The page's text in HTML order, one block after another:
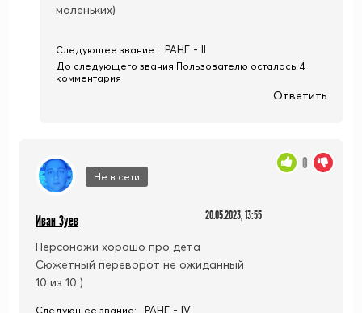
маленьких)
Следующее звание: РАНГ - II
До следующего звания Пользователю осталось 4
комментария
Ответить
Не в сети
Иван Зуев 20.05.2023, 13:55
Персонажи хорошо про дета
Сюжетный переворот не ожиданный
10 из 10 )
0
Следующее звание: РАНГ - IV